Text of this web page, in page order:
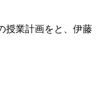
授業計画をと、伊藤